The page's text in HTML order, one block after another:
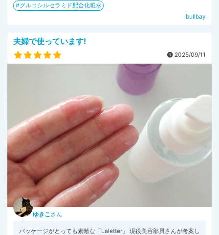
グルコシルセラミド配合化粧水
bullbay
夫婦で使っています!
2025/09/11
ゆきこ さん
パッケージがとっても素敵な「Laletter」 現役美容部員さんが考案し